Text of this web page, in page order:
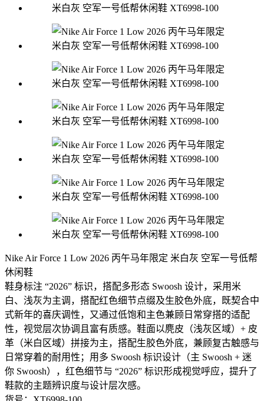
Nike Air Force 1 Low 2026 丙午马年限定 米白灰 空军一号低帮
休闲鞋
鞋身标注 “2026” 标识，搭配多形态 Swoosh 设计，采用米
白、浅灰为主调，搭配红色细节点缀及生胶色外底，既契合中
式新年的喜庆调性，又通过低饱和主色兼顾日常穿搭的适配
性，视觉层次协调且富有质感。鞋面以麂皮（浅灰区域）+ 皮
革（米白区域）拼接为主，搭配生胶色外底，兼顾复古触感与
日常穿着的耐用性；用多 Swoosh 标识设计（主 Swoosh + 迷
你 Swoosh），红色细节与 “2026” 标识形成视觉呼应，提升了
鞋款的主题辨识度与设计层次感。